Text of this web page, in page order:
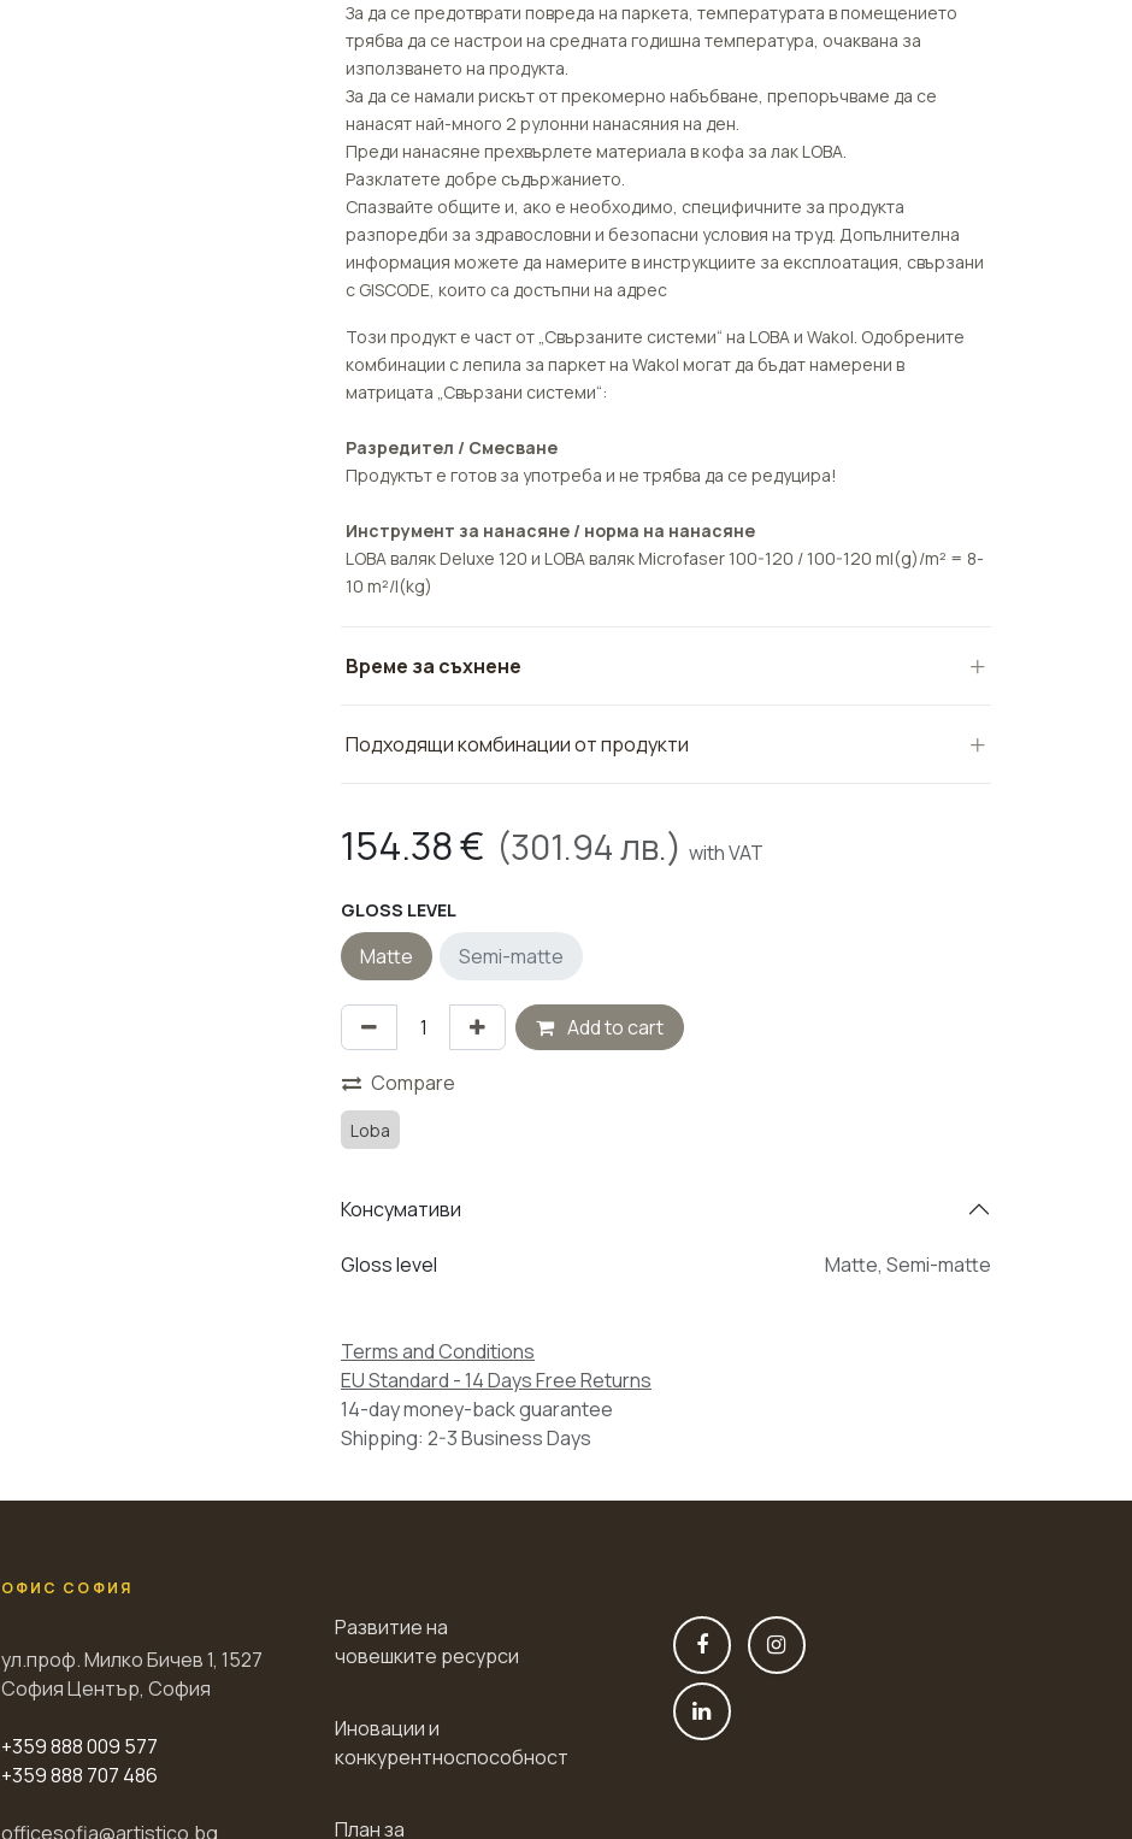
За да се предотврати повреда на паркета, температурата в помещението
трябва да се настрои на средната годишна температура, очаквана за
използването на продукта.
За да се намали рискът от прекомерно набъбване, препоръчваме да се
нанасят най-много 2 рулонни нанасяния на ден.
Преди нанасяне прехвърлете материала в кофа за лак LOBA.
Разклатете добре съдържанието.
Спазвайте общите и, ако е необходимо, специфичните за продукта
разпоредби за здравословни и безопасни условия на труд. Допълнителна
информация можете да намерите в инструкциите за експлоатация, свързани
с GISCODE, които са достъпни на адрес
Този продукт е част от „Свързаните системи“ на LOBA и Wakol. Одобрените
комбинации с лепила за паркет на Wakol могат да бъдат намерени в
матрицата „Свързани системи“:
Разредител / Смесване
Продуктът е готов за употреба и не трябва да се редуцира!
Инструмент за нанасяне / норма на нанасяне
LOBA валяк Deluxe 120 и LOBA валяк Microfaser 100-120 / 100-120 ml(g)/m² = 8-
10 m²/l(kg)
Време за съхнене
Подходящи комбинации от продукти
154.38€ (301.94лв.) with VAT
GLOSS LEVEL
Matte Semi-matte
Add to cart
Compare
Loba
Консумативи
Gloss level Matte, Semi-matte
Terms and Conditions
EU Standard - 14 Days Free Returns
14-day money-back guarantee
Shipping: 2-3 Business Days
ОФИС СОФИЯ
ул.проф. Милко Бичев 1, 1527
София Център, София
+359 888 009 577
+359 888 707 486
officesofia@artistico.bg
Развитие на
човешките ресурси
Иновации и
конкурентноспособност
План за